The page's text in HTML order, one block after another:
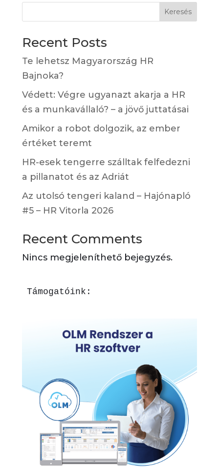
Keresés
Recent Posts
Te lehetsz Magyarország HR
Bajnoka?
Védett: Végre ugyanazt akarja a HR
és a munkavállaló? – a jövő juttatásai
Amikor a robot dolgozik, az ember
értéket teremt
HR-esek tengerre szálltak felfedezni
a pillanatot és az Adriát
Az utolsó tengeri kaland – Hajónapló
#5 – HR Vitorla 2026
Recent Comments
Nincs megjeleníthető bejegyzés.
Támogatóink: